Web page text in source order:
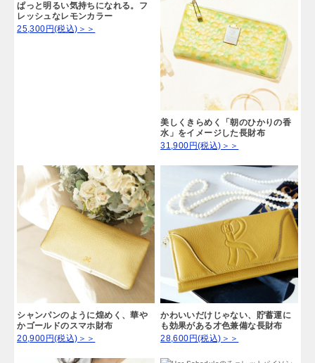
ぱっと明るい気持ちになれる。フ
レッシュなレモンカラー
25,300円(税込)＞＞
美しくきらめく「朝のひかりの香
水」をイメージした長財布
31,900円(税込)＞＞
シャンパンのように煌めく、華や
かゴールドのスマホ財布
20,900円(税込)＞＞
かわいいだけじゃない、貯蓄運に
も効果がある才色兼備な長財布
28,600円(税込)＞＞